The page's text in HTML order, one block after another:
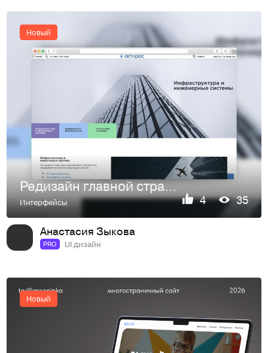
Новый
Редизайн главной страницы и раздела сайта IT-интегратора Ас…
Интерфейсы 4 35
Анастасия Зыкова
PRO UI дизайн
Новый